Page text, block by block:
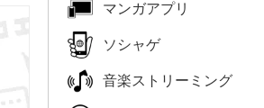
マンガアプリ
ソシャゲ
音楽ストリーミング